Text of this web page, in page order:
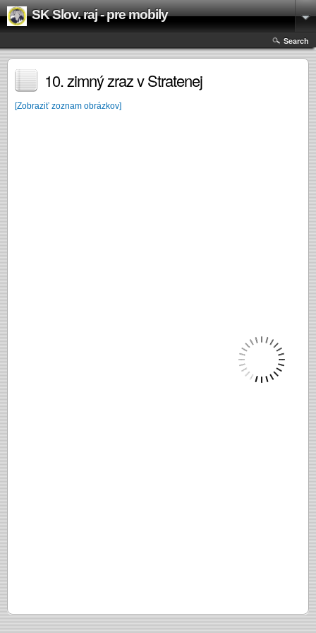
SK Slov. raj - pre mobily
Search
10. zimný zraz v Stratenej
[Zobraziť zoznam obrázkov]